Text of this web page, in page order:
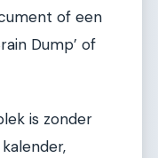
of een
Dump’ of
is zonder